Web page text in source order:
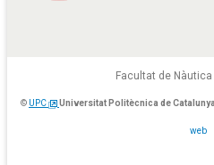
Facultat de
© UPC Universitat Politècnica de Catalunya
web